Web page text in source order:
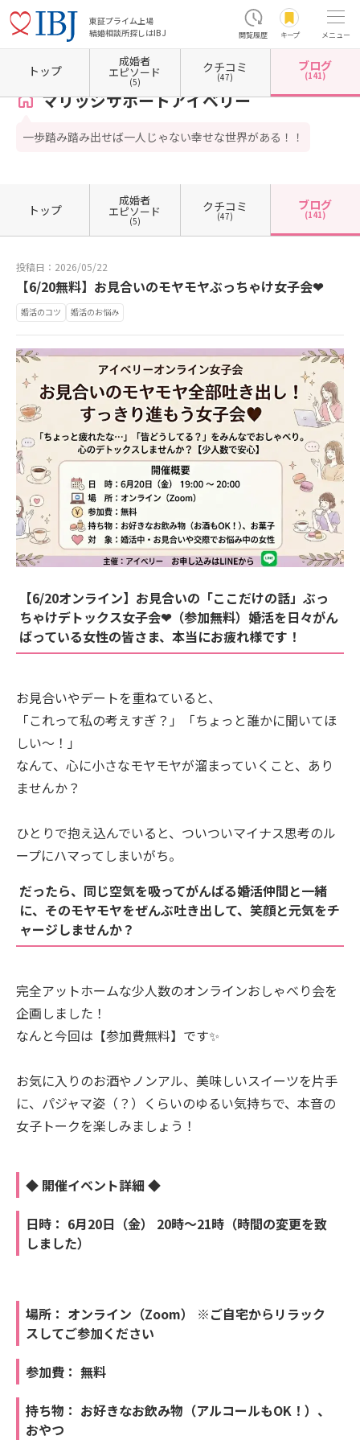
東証プライム上場
結婚相談所探しはIBJ
閲覧履歴 キープ メニュー
ホーム 福岡県の結婚相談所 福岡県北九州市 福岡県北九州市小倉北区 マリッジサポ
マリッジサポートアイベリー
一歩踏み踏み出せば一人じゃない幸せな世界がある！！
トップ
成婚者
エピソード
(5)
クチコミ
(47)
ブログ
(141)
トップ
成婚者
エピソード
(5)
クチコミ
(47)
ブログ
(141)
投稿日：2026/05/22
【6/20無料】お見合いのモヤモヤぶっちゃけ女子会❤
婚活のコツ 婚活のお悩み
【6/20オンライン】お見合いの「ここだけの話」ぶっ
ちゃけデトックス女子会❤（参加無料）婚活を日々がん
ばっている女性の皆さま、本当にお疲れ様です！
お見合いやデートを重ねていると、
「これって私の考えすぎ？」「ちょっと誰かに聞いてほ
しい〜！」
なんて、心に小さなモヤモヤが溜まっていくこと、あり
ませんか？
ひとりで抱え込んでいると、ついついマイナス思考のル
ープにハマってしまいがち。
だったら、同じ空気を吸ってがんばる婚活仲間と一緒
に、そのモヤモヤをぜんぶ吐き出して、笑顔と元気をチ
ャージしませんか？
完全アットホームな少人数のオンラインおしゃべり会を
企画しました！
なんと今回は【参加費無料】です✨
お気に入りのお酒やノンアル、美味しいスイーツを片手
に、パジャマ姿（？）くらいのゆるい気持ちで、本音の
女子トークを楽しみましょう！
◆ 開催イベント詳細 ◆
日時： 6月20日（金） 20時～21時（時間の変更を致
しました）
場所： オンライン（Zoom） ※ご自宅からリラック
スしてご参加ください
参加費： 無料
持ち物： お好きなお飲み物（アルコールもOK！）、
おやつ